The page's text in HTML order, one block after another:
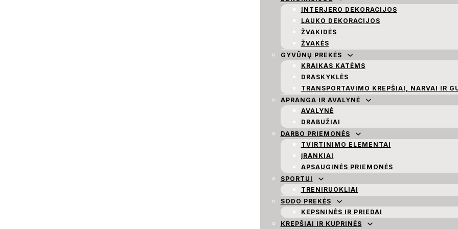
INTERJERO DEKORACIJOS
LAUKO DEKORACIJOS
ŽVAKIDĖS
ŽVAKĖS
GYVŪNŲ PREKĖS
KRAIKAS KATĖMS
DRASKYKLĖS
TRANSPORTAVIMO KREPŠIAI, NARVAI IR
APRANGA IR AVALYNĖ
AVALYNĖ
DRABUŽIAI
DARBO PRIEMONĖS
TVIRTINIMO ELEMENTAI
ĮRANKIAI
APSAUGINĖS PRIEMONĖS
SPORTUI
TRENIRUOKLIAI
SODO PREKĖS
KEPSNINĖS IR PRIEDAI
KREPŠIAI IR KUPRINĖS